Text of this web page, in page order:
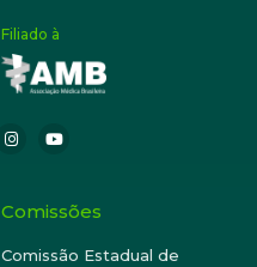
Filiado à
Comissões
Comissão Estadual de